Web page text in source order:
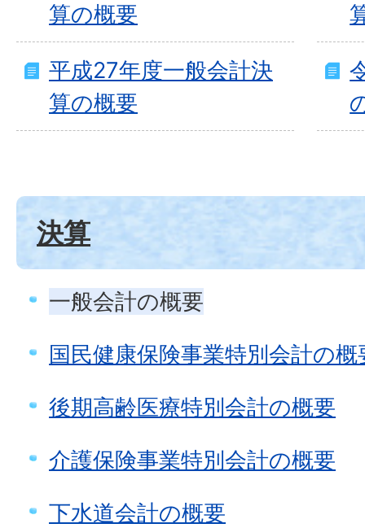
算の概要
平成27年度一般会計決
算の概要
決算
一般会計の概要
国民健康保険事業特別会計の概
後期高齢医療特別会計の概要
介護保険事業特別会計の概要
下水道会計の概要